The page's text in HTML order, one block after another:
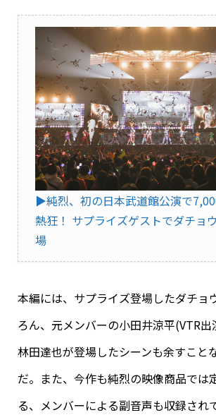
▶︎純烈、初の日本武道館公演で
熱狂！ サプライズゲストでダチョ
場
本編には、サプライズ登場したダチョ
ろん、元メンバーの小田井涼平(VTR出
林田達也が登場したシーンも余すこと
だ。また、今作も純烈の映像商品では
る、メンバーによる副音声も収録され